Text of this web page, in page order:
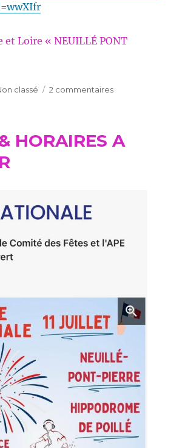
et Loire « NEUILLÉ PONT
classé 2 commentairessur
HORAIRES A